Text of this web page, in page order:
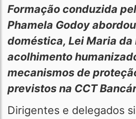
Formação conduzida
Phamela Godoy
doméstica, Lei Maria da
acolhimento
mecanismos de
previstos na CCT
Dirigentes e delegados